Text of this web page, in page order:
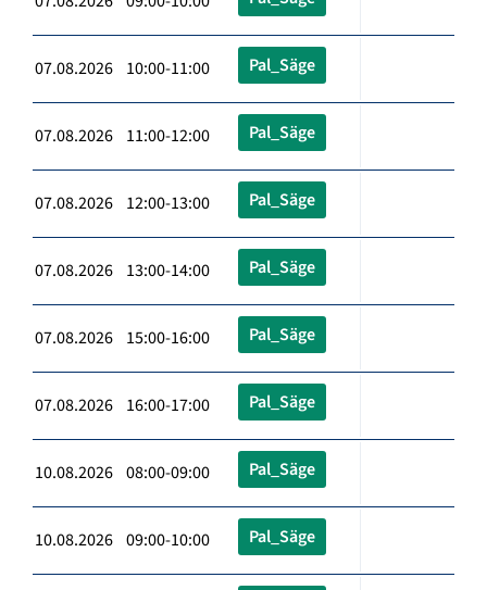
07.08.2026 10:00-11:00 Pal_Säge
07.08.2026 11:00-12:00 Pal_Säge
07.08.2026 12:00-13:00 Pal_Säge
07.08.2026 13:00-14:00 Pal_Säge
07.08.2026 15:00-16:00 Pal_Säge
07.08.2026 16:00-17:00 Pal_Säge
10.08.2026 08:00-09:00 Pal_Säge
10.08.2026 09:00-10:00 Pal_Säge